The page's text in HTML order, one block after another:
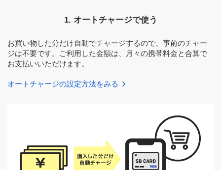
1. オートチャージで使う
お買い物した分だけ自動でチャージするので、事前のチャー
ジは不要です。ご利用した金額は、月々の携帯料金と合算で
お支払いいただけます。
オートチャージの設定方法をみる